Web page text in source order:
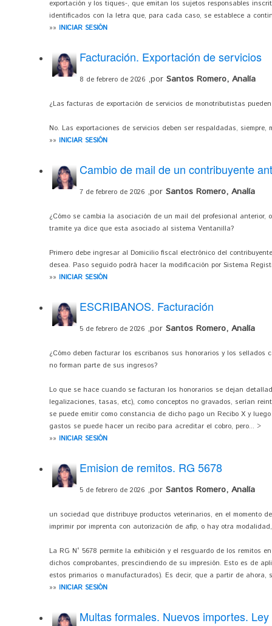
exportación y los tiques-, que emitan los sujetos responsables
identificados con la letra que, para cada caso, se establece a
»» INICIAR SESIÓN
Facturación. Exportación de servicios
8 de febrero de 2026 ,por Santos Romero, Analía
¿Las facturas de exportación de servicios de monotributistas
No. Las exportaciones de servicios deben ser respaldadas,
»» INICIAR SESIÓN
Cambio de mail de un contribuyente
7 de febrero de 2026 ,por Santos Romero, Analía
¿Cómo se cambia la asociación de un mail del profesional anterior,
tramite ya dice que esta asociado al sistema Ventanilla?
Primero debe ingresar al Domicilio fiscal electrónico del
desea. Paso seguido podrá hacer la modificación por Sistema
»» INICIAR SESIÓN
ESCRIBANOS. Facturación
5 de febrero de 2026 ,por Santos Romero, Analía
¿Cómo deben facturar los escribanos sus honorarios y los sellados
no forman parte de sus ingresos?
Lo que se hace cuando se facturan los honorarios se dejan
legalizaciones, tasas, etc), como conceptos no gravados, serían
se puede emitir como constancia de dicho pago un Recibo X y
gastos se puede hacer un recibo para acreditar el cobro, pero... >
»» INICIAR SESIÓN
Emision de remitos. RG 5678
5 de febrero de 2026 ,por Santos Romero, Analía
un sociedad que distribuye productos veterinarios, en el momento
imprimir por imprenta con autorización de afip, o hay otra
La RG N° 5678 permite la exhibición y el resguardo de los remitos
dichos comprobantes, prescindiendo de su impresión. Esto es de
estos primarios o manufacturados). Es decir, que a partir de ahora,
»» INICIAR SESIÓN
Multas formales. Nuevos importes.